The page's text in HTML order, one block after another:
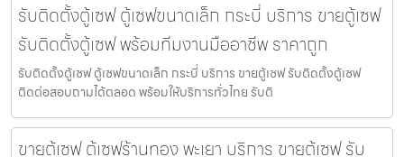
รับติดตั้งตู้เซฟ ตู้เซฟขนาดเล็ก กระบี่ บริการ ขายตู้เซฟ
รับติดตั้งตู้เซฟ พร้อมทีมงานมืออาชีพ ราคาถูก
รับติดตั้งตู้เซฟ ตู้เซฟขนาดเล็ก กระบี่ บริการ ขายตู้เซฟ รับติดตั้งตู้เซฟ
ติดต่อสอบถามได้ตลอด พร้อมให้บริการทั่วไทย รับติ
ขายตู้เซฟ ตู้เซฟร้านทอง พะเยา บริการ ขายตู้เซฟ รับ